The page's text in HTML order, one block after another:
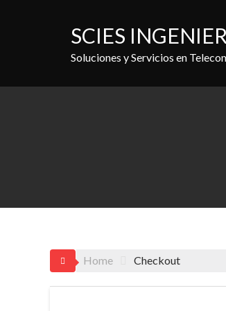
SCIES
Soluciones y Servicios en
Home Checkout